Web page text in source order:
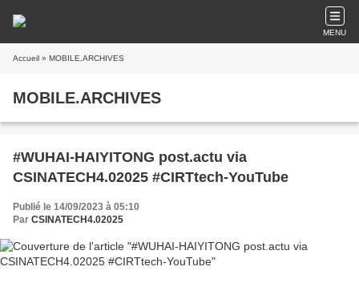
MENU
Accueil » MOBILE.ARCHIVES
MOBILE.ARCHIVES
#WUHAI-HAIYITONG post.actu via
CSINATECH4.02025 #CIRTtech-YouTube
Publié le 14/09/2023 à 05:10
Par CSINATECH4.02025